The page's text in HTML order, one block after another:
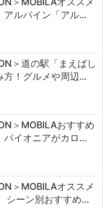
アルパイン「アル…
＞道の駅「まえばし
方！グルメや周辺…
＞MOBILAおすすめ
パイオニアがカロ…
＞MOBILAオススメ
シーン別おすすめ…